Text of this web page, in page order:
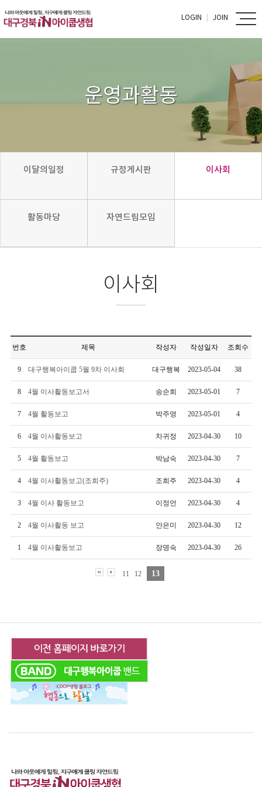
LOGIN JOIN
운영과활동
이달의일정 규정게시판 이사회
활동마당 자연드림모임
이사회
번호 제목 작성자 작성일자 조회수
9 대구행복아이쿱 5월 9차 이사회 대구행복 2023-05-04 38
8 4월 이사활동보고서 송순희 2023-05-01 7
7 4월 활동보고 박주영 2023-05-01 4
6 4월 이사활동보고 차귀정 2023-04-30 10
5 4월 활동보고 박남숙 2023-04-30 7
4 4월 이사활동보고(조희주) 조희주 2023-04-30 4
3 4월 이사 활동보고 이정언 2023-04-30 4
2 4월 이사활동 보고 안은미 2023-04-30 12
1 4월 이사활동보고 장명숙 2023-04-30 26
11 12 13